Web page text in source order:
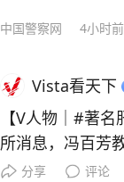
中国警察网 4小时前
Vista看天下
【V人物｜#著
所消息，冯百芳
岁。 冯百芳是我国肝炎免疫学检验和乙肝疫苗接种事业的先
分享 评论